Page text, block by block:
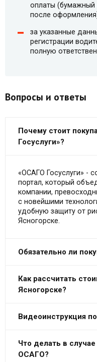
оплаты (бумажный
после
за указанные
регистрации
полную
Вопросы и ответы
Почему стоит
Госуслуги»?
«ОСАГО Госуслуги» -
портал, который
компании,
с новейшими
удобную защиту от
Ясногорске.
Обязательно ли
Как рассчитать
Ясногорске?
Видеоинструкция
Что делать в
ОСАГО?